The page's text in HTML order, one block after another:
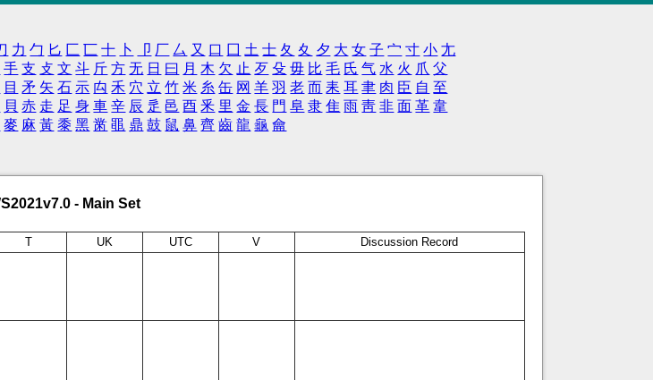
力 勹 匕 匚 匸 十 卜 卩 厂 厶 又 口 囗 土 士 夂 夊 夕 大 女 子 宀 寸 小 尢
手 支 攴 文 斗 斤 方 无 日 曰 月 木 欠 止 歹 殳 毋 比 毛 氏 气 水 火 爪 父
目 矛 矢 石 示 禸 禾 穴 立 竹 米 糸 缶 网 羊 羽 老 而 耒 耳 聿 肉 臣 自 至
貝 赤 走 足 身 車 辛 辰 辵 邑 酉 釆 里 金 長 門 阜 隶 隹 雨 靑 非 面 革 韋
麥 麻 黃 黍 黑 黹 黽 鼎 鼓 鼠 鼻 齊 齒 龍 龜 龠
- Main Set
T UK UTC V Discussion Record